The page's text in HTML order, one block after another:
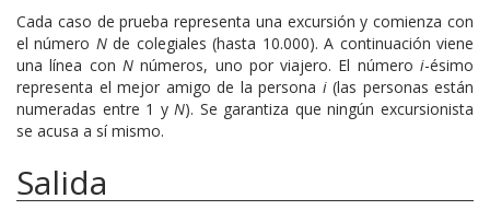
Cada caso de prueba representa una excursión y comienza con
el número Nde colegiales (hasta 10.000). A continuación viene
una línea con Nnúmeros, uno por viajero. El númeroi-ésimo
representa el mejor amigo de la persona i(las personas están
numeradas entre 1 yN). Se garantiza que ningún excursionista
se acusa a sí mismo.
Salida